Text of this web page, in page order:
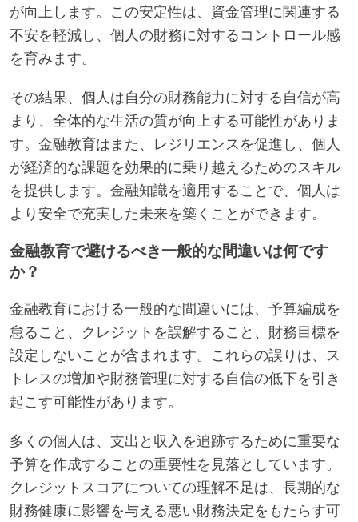
が向上します。この安定性は、資金管理に関連する
不安を軽減し、個人の財務に対するコントロール感
を育みます。
その結果、個人は自分の財務能力に対する自信が高
まり、全体的な生活の質が向上する可能性がありま
す。金融教育はまた、レジリエンスを促進し、個人
が経済的な課題を効果的に乗り越えるためのスキル
を提供します。金融知識を適用することで、個人は
より安全で充実した未来を築くことができます。
金融教育で避けるべき一般的な間違いは何です
か？
金融教育における一般的な間違いには、予算編成を
怠ること、クレジットを誤解すること、財務目標を
設定しないことが含まれます。これらの誤りは、ス
トレスの増加や財務管理に対する自信の低下を引き
起こす可能性があります。
多くの個人は、支出と収入を追跡するために重要な
予算を作成することの重要性を見落としています。
クレジットスコアについての理解不足は、長期的な
財務健康に影響を与える悪い財務決定をもたらす可